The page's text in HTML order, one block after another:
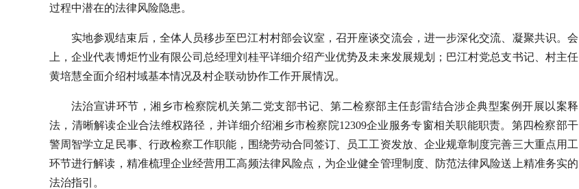
过程中潜在的法律风险隐患。
实地参观结束后，全体人员移步至巴江村村部会议室，召开座谈交流会，进一步深化交流、凝聚共识。会
上，企业代表博炬竹业有限公司总经理刘桂平详细介绍产业优势及未来发展规划；巴江村党总支书记、村主任
黄培慧全面介绍村域基本情况及村企联动协作工作开展情况。
法治宣讲环节，湘乡市检察院机关第二党支部书记、第二检察部主任彭雷结合涉企典型案例开展以案释
法，清晰解读企业合法维权路径，并详细介绍湘乡市检察院12309企业服务专窗相关职能职责。第四检察部干
警周智学立足民事、行政检察工作职能，围绕劳动合同签订、员工工资发放、企业规章制度完善三大重点用工
环节进行解读，精准梳理企业经营用工高频法律风险点，为企业健全管理制度、防范法律风险送上精准务实的
法治指引。